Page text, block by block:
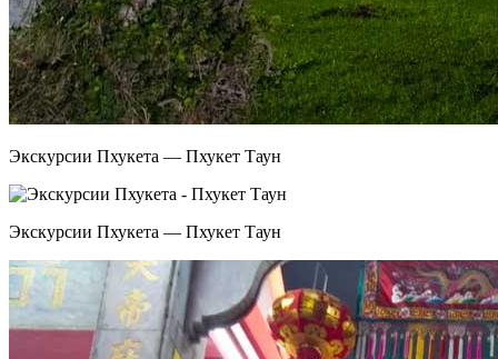
Экскурсии Пхукета — Пхукет Таун
Экскурсии Пхукета — Пхукет Таун